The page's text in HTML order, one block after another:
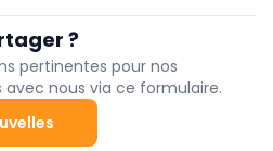
Bosch Car Service et
bien accompagnée.
?
pertinentes pour nos
nous via ce formulaire.